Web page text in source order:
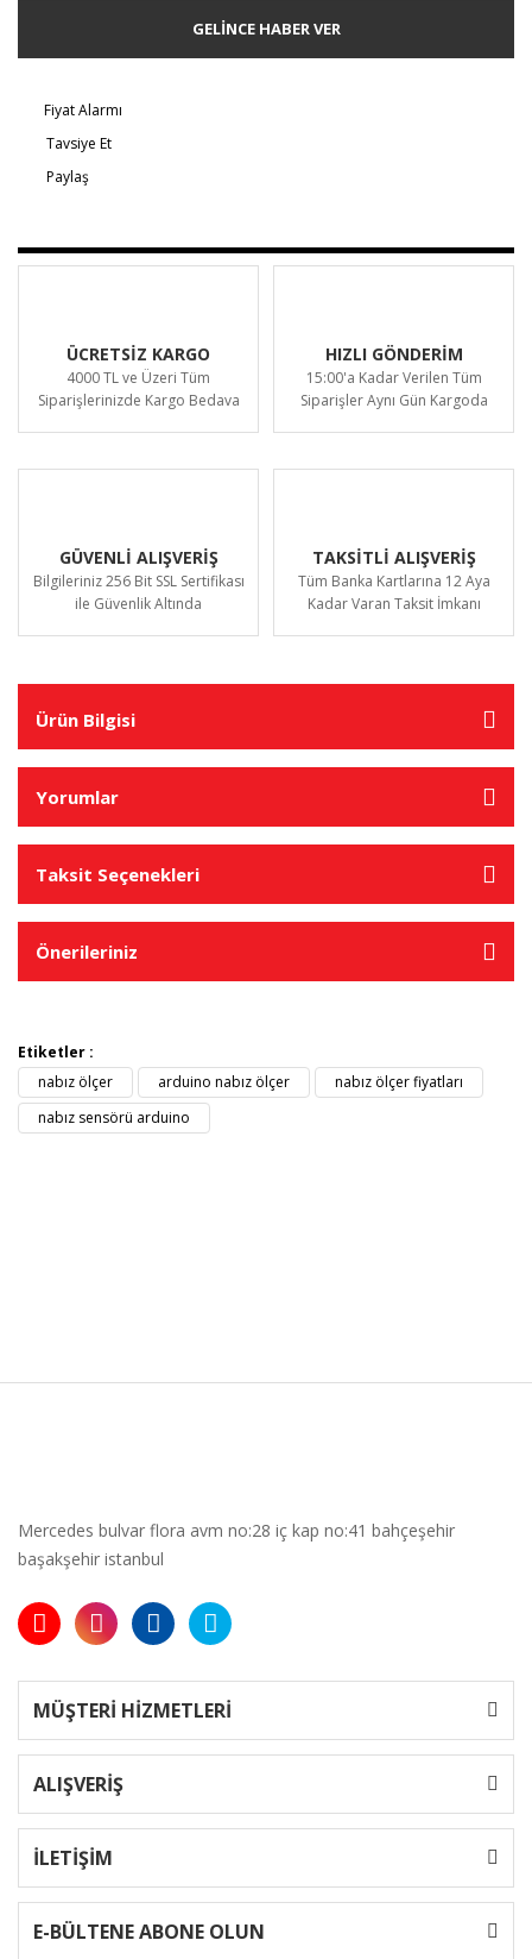
GELİNCE HABER VER
Fiyat Alarmı
Tavsiye Et
Paylaş
ÜCRETSİZ KARGO
4000 TL ve Üzeri Tüm
Siparişlerinizde Kargo Bedava
HIZLI GÖNDERİM
15:00'a Kadar Verilen Tüm
Siparişler Aynı Gün Kargoda
GÜVENLİ ALIŞVERİŞ
Bilgileriniz 256 Bit SSL Sertifikası
ile Güvenlik Altında
TAKSİTLİ ALIŞVERİŞ
Tüm Banka Kartlarına 12 Aya
Kadar Varan Taksit İmkanı
Ürün Bilgisi
Yorumlar
Taksit Seçenekleri
Önerileriniz
Etiketler :
nabız ölçer
arduino nabız ölçer
nabız ölçer fiyatları
nabız sensörü arduino
Mercedes bulvar flora avm no:28 iç kap no:41 bahçeşehir
başakşehir istanbul
MÜŞTERİ HİZMETLERİ
ALIŞVERİŞ
İLETİŞİM
E-BÜLTENE ABONE OLUN